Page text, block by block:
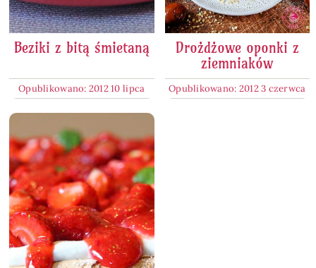
Beziki z bitą śmietaną
Opublikowano: 2012 10 lipca
Drożdżowe oponki z
ziemniaków
Opublikowano: 2012 3 czerwca